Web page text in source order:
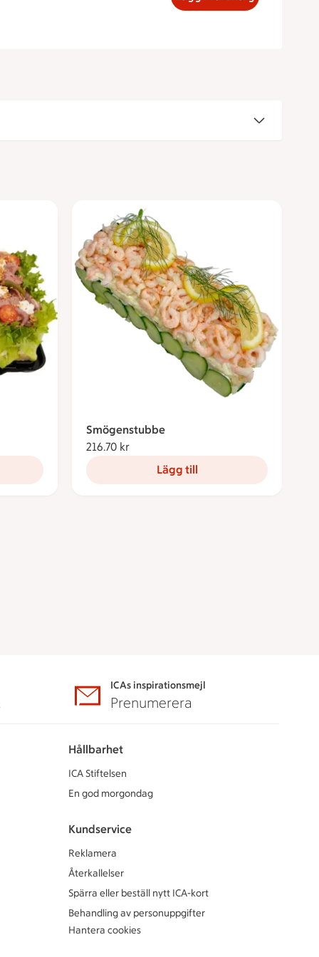
Smögenstubbe
216.70 kr
Lägg till
ICAs inspirationsmejl
Prenumerera
Hållbarhet
ICA Stiftelsen
En god morgondag
Kundservice
Reklamera
Återkallelser
Spärra eller beställ nytt ICA-kort
Behandling av personuppgifter
Hantera cookies